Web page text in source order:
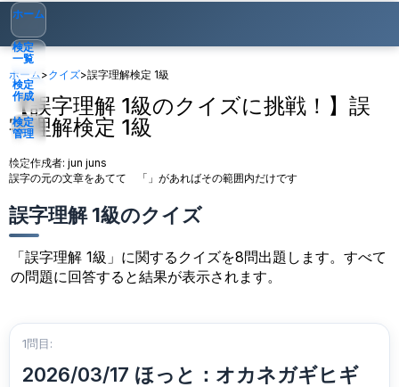
ホーム
検定
一覧
検定
作成
検定
管理
ゲスト▾
ホーム>クイズ>誤字理解検定 1級
【誤字理解 1級のクイズに挑戦！】誤
字理解検定 1級
検定作成者: jun juns
誤字の元の文章をあてて 「」があればその範囲内だけです
誤字理解 1級のクイズ
「誤字理解 1級」に関するクイズを8問出題します。すべて
の問題に回答すると結果が表示されます。
1問目:
2026/03/17 ほっと：オカネガギヒギ